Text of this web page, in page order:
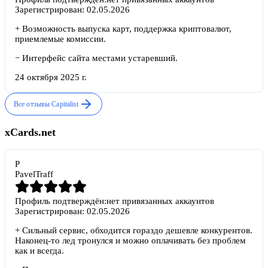
Зарегистрирован: 02.05.2026
+ Возможность выпуска карт, поддержка криптовалют,
приемлемые комиссии.
− Интерфейс сайта местами устаревший.
24 октября 2025 г.
Все отзывыCapitalist
xCards.net
P
PavelTraff
Профиль подтверждён:нет привязанных аккаунтов
Зарегистрирован: 02.05.2026
+ Сильный сервис, обходится гораздо дешевле конкурентов.
Наконец-то лед тронулся и можно оплачивать без проблем
как и всегда.